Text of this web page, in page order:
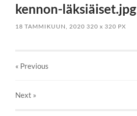
kennon-läksiäiset.jpg
18 TAMMIKUUN, 2020 320x 320 PX
« Previous
Next »